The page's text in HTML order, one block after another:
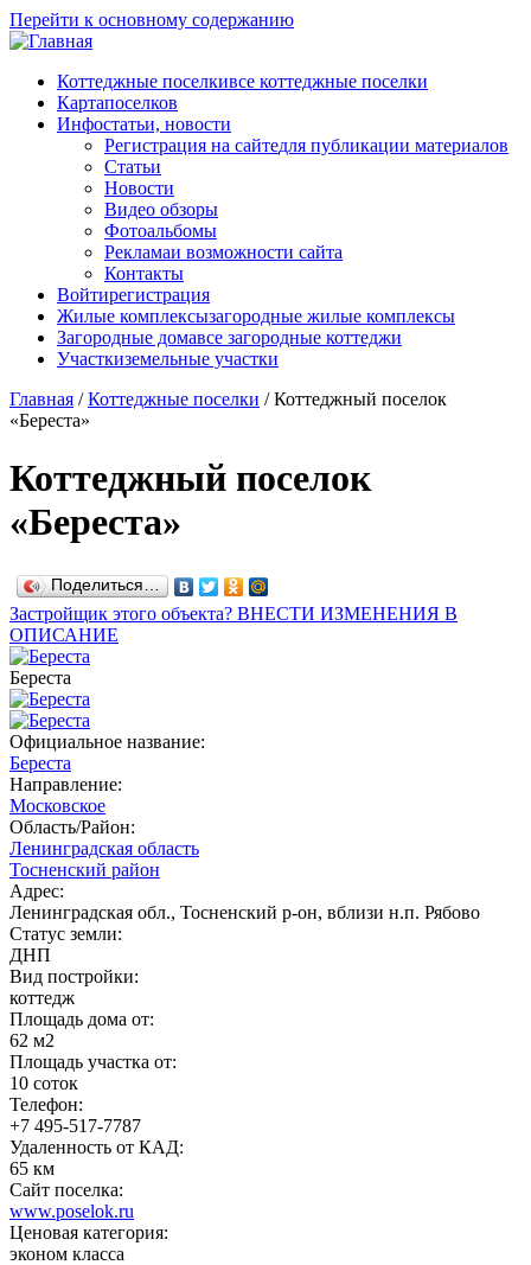
Перейти к основному содержанию
Коттеджные поселкивсе коттеджные поселки
Картапоселков
Инфостатьи, новости
Регистрация на сайтедля публикации материалов
Статьи
Новости
Видео обзоры
Фотоальбомы
Рекламаи возможности сайта
Контакты
Войтирегистрация
Жилые комплексызагородные жилые комплексы
Загородные домавсе загородные коттеджи
Участкиземельные участки
Главная / Коттеджные поселки /Коттеджный поселок
«Береста»
Коттеджный поселок
«Береста»
Поделиться…
Застройщик этого объекта? ВНЕСТИ ИЗМЕНЕНИЯ В
ОПИСАНИЕ
Береста
Официальное название:
Береста
Направление:
Московское
Область/Район:
Ленинградская область
Тосненский район
Адрес:
Ленинградская обл., Тосненский р-он, вблизи н.п. Рябово
Статус земли:
ДНП
Вид постройки:
коттедж
Площадь дома от:
62 м2
Площадь участка от:
10 соток
Телефон:
+7 495-517-7787
Удаленность от КАД:
65 км
Сайт поселка:
www.poselok.ru
Ценовая категория:
эконом класса